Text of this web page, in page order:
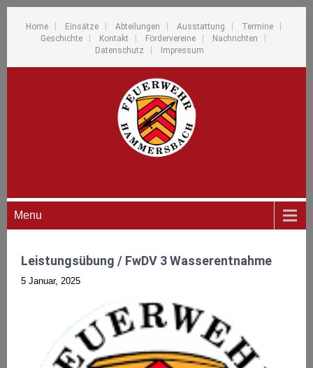
Home Einsätze Abteilungen Ausstattung
Termine
Geschichte
Kontakt Fördervereine
Nachrichten
Datenschutz
Impressum
Menu
Leistungsübung / FwDV 3 Wasserentnahme
5 Januar, 2025